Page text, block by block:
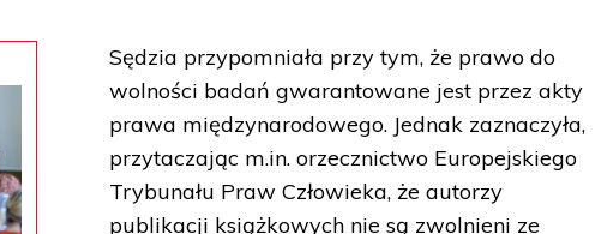
Sędzia przypomniała przy tym, że prawo do
wolności badań gwarantowane jest przez akty
prawa międzynarodowego. Jednak zaznaczyła,
przytaczając m.in. orzecznictwo Europejskiego
Trybunału Praw Człowieka, że autorzy
publikacji książkowych nie są zwolnieni ze